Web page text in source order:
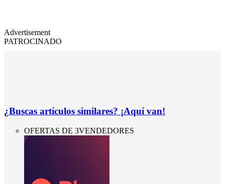
Advertisement
PATROCINADO
¿Buscas artículos similares? ¡Aquí van!
OFERTAS DE 3VENDEDORES